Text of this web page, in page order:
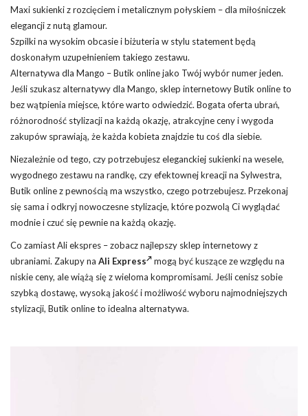
Maxi sukienki z rozcięciem i metalicznym połyskiem – dla miłośniczek
elegancji z nutą glamour.
Szpilki na wysokim obcasie i biżuteria w stylu statement będą
doskonałym uzupełnieniem takiego zestawu.
Alternatywa dla Mango – Butik online jako Twój wybór numer jeden.
Jeśli szukasz alternatywy dla Mango, sklep internetowy Butik online to
bez wątpienia miejsce, które warto odwiedzić. Bogata oferta ubrań,
różnorodność stylizacji na każdą okazję, atrakcyjne ceny i wygoda
zakupów sprawiają, że każda kobieta znajdzie tu coś dla siebie.
Niezależnie od tego, czy potrzebujesz eleganckiej sukienki na wesele,
wygodnego zestawu na randkę, czy efektownej kreacji na Sylwestra,
Butik online z pewnością ma wszystko, czego potrzebujesz. Przekonaj
się sama i odkryj nowoczesne stylizacje, które pozwolą Ci wyglądać
modnie i czuć się pewnie na każdą okazję.
Co zamiast Ali ekspres – zobacz najlepszy sklep internetowy z
ubraniami. Zakupy na Ali Express
mogą być kuszące ze względu na
niskie ceny, ale wiążą się z wieloma kompromisami. Jeśli cenisz sobie
szybką dostawę, wysoką jakość i możliwość wyboru najmodniejszych
stylizacji, Butik online to idealna alternatywa.